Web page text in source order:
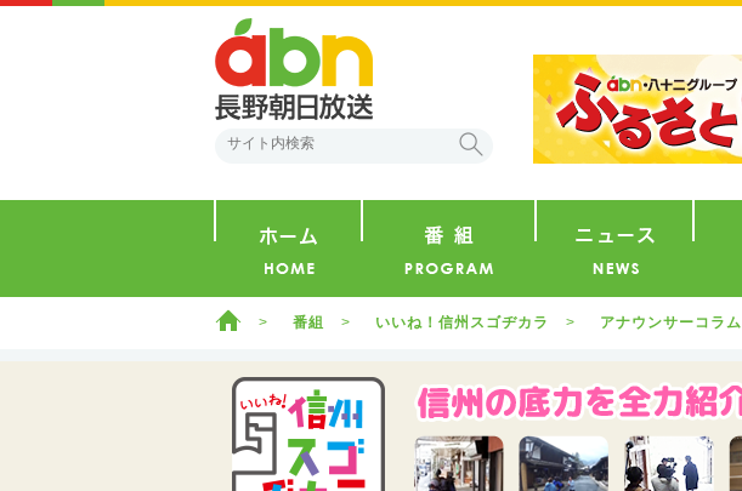
ホーム 番組 いいね！信州スゴヂカラ アナウンサーコラム